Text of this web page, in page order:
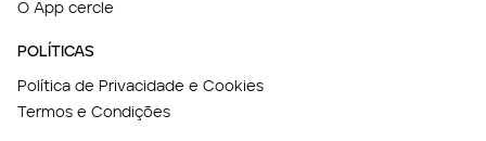
O App cercle
POLÍTICAS
Política de Privacidade e Cookies
Termos e Condições